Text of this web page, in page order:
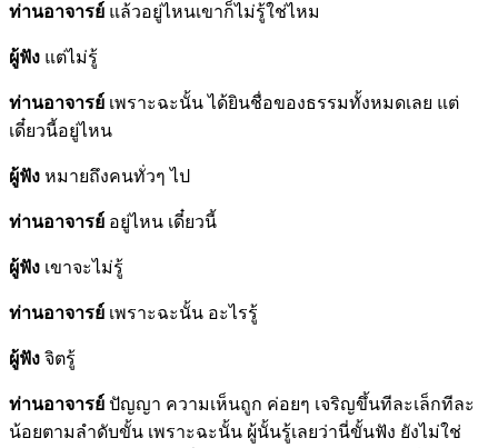
ท่านอาจารย์ แล้วอยู่ไหนเขาก็ไม่รู้ใช่ไหม
ผู้ฟัง แต่ไม่รู้
ท่านอาจารย์ เพราะฉะนั้น ได้ยินชื่อของธรรมทั้งหมดเลย แต่
เดี๋ยวนี้อยู่ไหน
ผู้ฟัง หมายถึงคนทั่วๆ ไป
ท่านอาจารย์ อยู่ไหน เดี๋ยวนี้
ผู้ฟัง เขาจะไม่รู้
ท่านอาจารย์ เพราะฉะนั้น อะไรรู้
ผู้ฟัง จิตรู้
ท่านอาจารย์ ปัญญา ความเห็นถูก ค่อยๆ เจริญขึ้นทีละเล็กทีละ
น้อยตามลำดับขั้น เพราะฉะนั้น ผู้นั้นรู้เลยว่านี่ขั้นฟัง ยังไม่ใช่